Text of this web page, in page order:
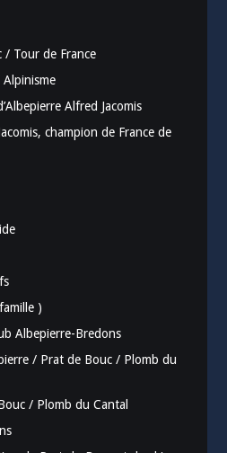
/ Tour de France
Alpinisme
Alfred Jacomis
champion de France de
)
Albepierre-Bredons
/ Prat de Bouc / Plomb du
/ Plomb du Cantal